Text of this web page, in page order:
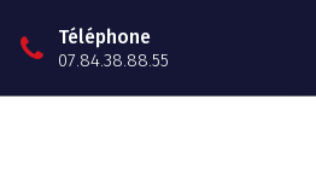
Téléphone
07.84.38.88.55